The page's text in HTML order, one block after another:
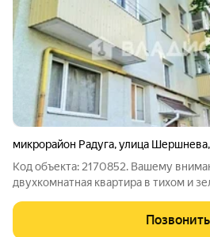
микрорайон Радуга,улица Шершнева,
Код объекта: 2170852. Вашему
двухкомнатная квартира в тихом и
пятиэтажного панельного дома,
квартира обладает всеми
Позвонить